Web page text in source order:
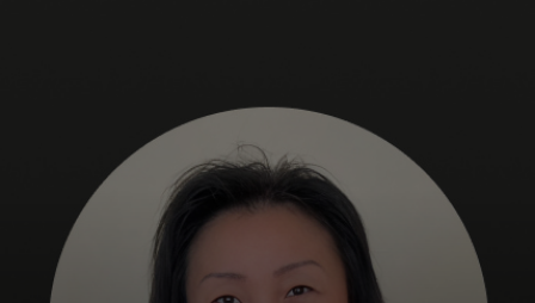
Maailmalle
Innovaattoreille